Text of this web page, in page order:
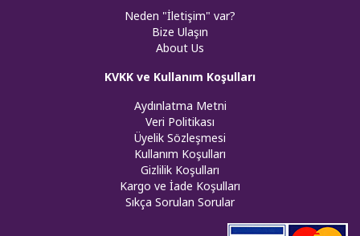
Neden "İletişim" var?
Bize Ulaşın
About Us
KVKK ve Kullanım Koşulları
Aydınlatma Metni
Veri Politikası
Üyelik Sözleşmesi
Kullanım Koşulları
Gizlilik Koşulları
Kargo ve İade Koşulları
Sıkça Sorulan Sorular